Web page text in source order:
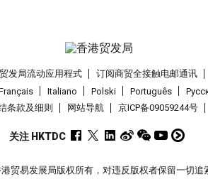
发局流动应用程式 订阅商贸全接触电邮通讯
Italiano Polski Português
条款及细则 网站导航 京ICP备09059244号
关注 HKTDC
贸易发展局版权所有，对违反版权者保留一切追